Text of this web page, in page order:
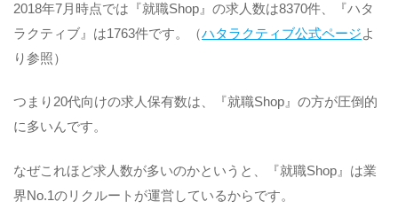
2018年7月時点では『就職Shop』の求人数は8370件、『ハタ
ラクティブ』は1763件です。（ハタラクティブ公式ページよ
り参照）
つまり20代向けの求人保有数は、『就職Shop』の方が圧倒的
に多いんです。
なぜこれほど求人数が多いのかというと、『就職Shop』は業
界No.1のリクルートが運営しているからです。